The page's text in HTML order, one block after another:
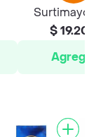
$
Agregar